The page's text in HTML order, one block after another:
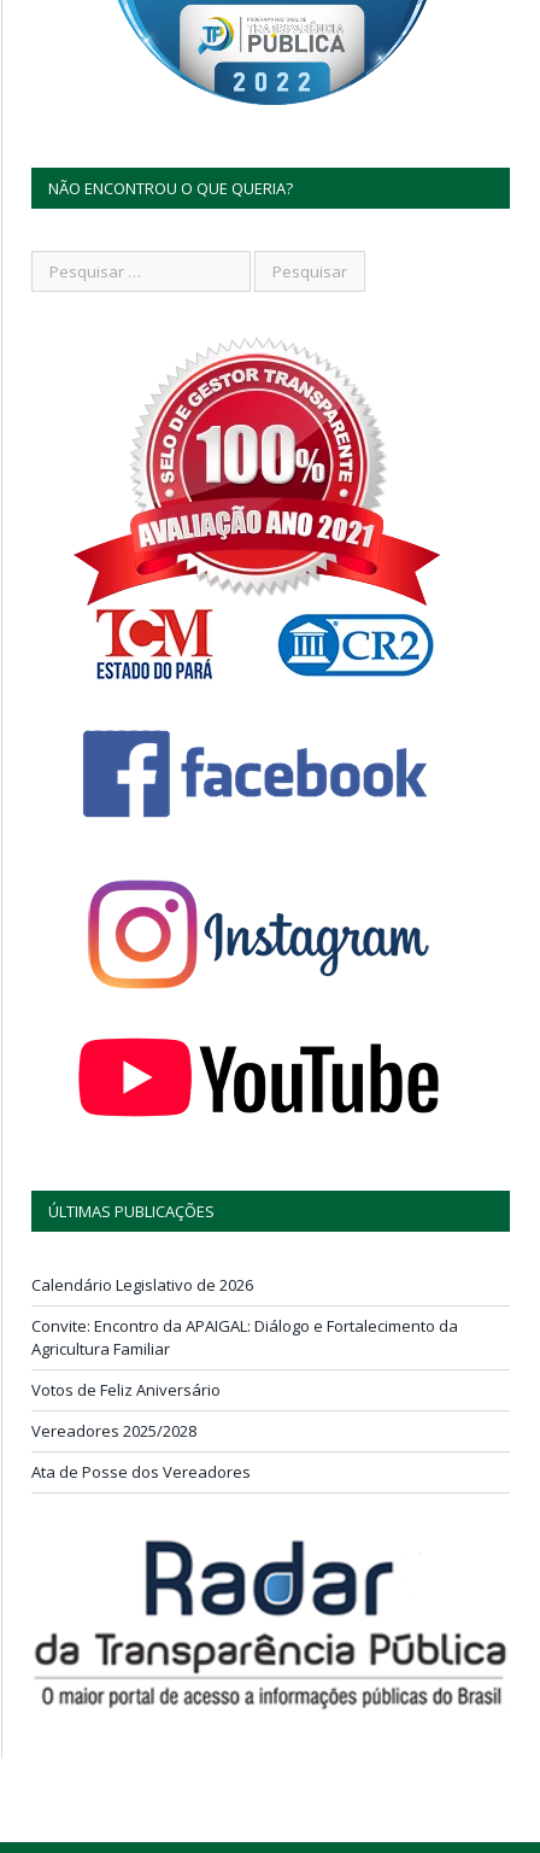
NÃO ENCONTROU O QUE QUERIA?
ÚLTIMAS PUBLICAÇÕES
Calendário Legislativo de 2026
Convite: Encontro da APAIGAL: Diálogo e Fortalecimento da
Agricultura Familiar
Votos de Feliz Aniversário
Vereadores 2025/2028
Ata de Posse dos Vereadores